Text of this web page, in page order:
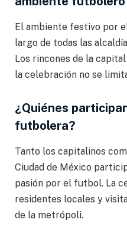
El ambiente festivo por
largo de todas las
Los rincones de la
la celebración no se
¿Quiénes
futbolera?
Tanto los capitalinos
Ciudad de México
pasión por el futbol. La
residentes locales y
de la metrópoli.